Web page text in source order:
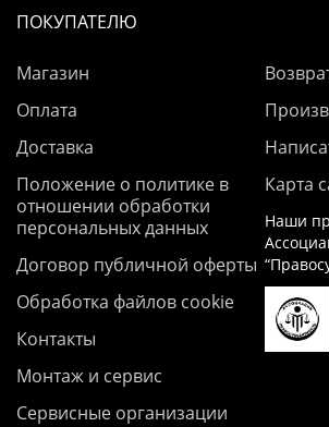
ПОКУПАТЕЛЮ
Магазин
Оплата
Доставка
Положение о политике в
отношении обработки
персональных данных
Договор публичной оферты
Обработка файлов cookie
Контакты
Монтаж и сервис
Сервисные организации
Карта
Наши